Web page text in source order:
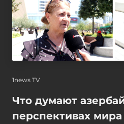
1news TV
Что думают
перспективах